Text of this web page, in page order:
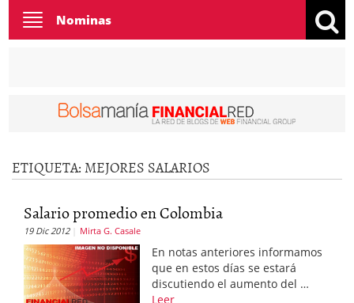
Toggle
navigation
Nominas
ETIQUETA: MEJORES SALARIOS
Salario promedio en Colombia
19 Dic 2012 Mirta G. Casale
En notas anteriores informamos
que en estos días se estará
discutiendo el aumento del …
Leer